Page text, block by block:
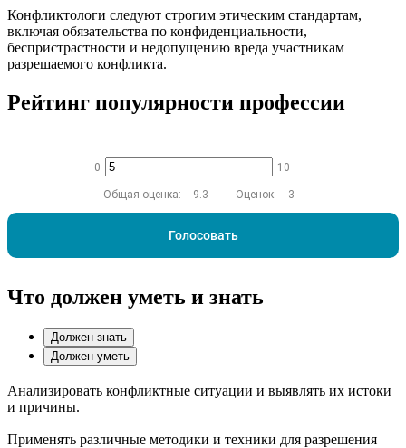
Конфликтологи следуют строгим этическим стандартам,
включая обязательства по конфиденциальности,
беспристрастности и недопущению вреда участникам
разрешаемого конфликта.
Рейтинг популярности профессии
0 10
Общая оценка: 9.3 Оценок: 3
Голосовать
Что должен уметь и знать
Должен знать
Должен уметь
Анализировать конфликтные ситуации и выявлять их истоки
и причины.
Применять различные методики и техники для разрешения